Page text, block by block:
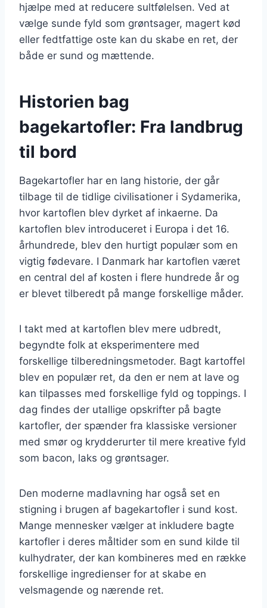
hjælpe med at reducere sultfølelsen. Ved at
vælge sunde fyld som grøntsager, magert kød
eller fedtfattige oste kan du skabe en ret, der
både er sund og mættende.
Historien bag
bagekartofler: Fra landbrug
til bord
Bagekartofler har en lang historie, der går
tilbage til de tidlige civilisationer i Sydamerika,
hvor kartoflen blev dyrket af inkaerne. Da
kartoflen blev introduceret i Europa i det 16.
århundrede, blev den hurtigt populær som en
vigtig fødevare. I Danmark har kartoflen været
en central del af kosten i flere hundrede år og
er blevet tilberedt på mange forskellige måder.
I takt med at kartoflen blev mere udbredt,
begyndte folk at eksperimentere med
forskellige tilberedningsmetoder. Bagt kartoffel
blev en populær ret, da den er nem at lave og
kan tilpasses med forskellige fyld og toppings. I
dag findes der utallige opskrifter på bagte
kartofler, der spænder fra klassiske versioner
med smør og krydderurter til mere kreative fyld
som bacon, laks og grøntsager.
Den moderne madlavning har også set en
stigning i brugen af bagekartofler i sund kost.
Mange mennesker vælger at inkludere bagte
kartofler i deres måltider som en sund kilde til
kulhydrater, der kan kombineres med en række
forskellige ingredienser for at skabe en
velsmagende og nærende ret.